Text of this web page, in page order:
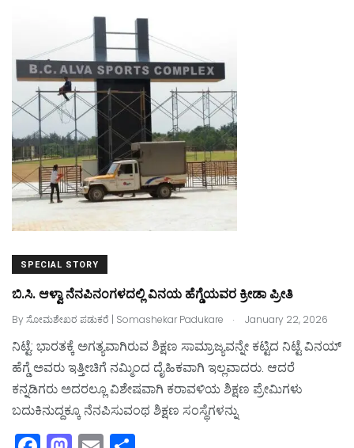
b
o
o
k
o
d
o
n
l e
SPECIAL STORY
ಬಿ.ಸಿ. ಆಳ್ವಾ ನೆನಪಿನಂಗಳದಲ್ಲಿ ವಿನಯ ಹೆಗ್ಡೆಯವರ ಕ್ರೀಡಾ ಪ್ರೀತಿ
Byಸೋಮಶೇಖರ ಪಡುಕರೆ | Somashekar Padukare . January 22, 2026
ನಿಟ್ಟೆ: ಭಾರತಕ್ಕೆ ಅಗತ್ಯವಾಗಿರುವ ಶಿಕ್ಷಣ ಸಾಮ್ರಾಜ್ಯವನ್ನೇ ಕಟ್ಟಿದ ನಿಟ್ಟೆ ವಿನಯ್‌
ಹೆಗ್ಡೆ ಅವರು ಇತ್ತೀಚಿಗೆ ನಮ್ಮಿಂದ ದೈಹಿಕವಾಗಿ ಇಲ್ಲವಾದರು. ಆದರೆ
ಕನ್ನಡಿಗರು ಅದರಲ್ಲೂ ವಿಶೇಷವಾಗಿ ಕರಾವಳಿಯ ಶಿಕ್ಷಣ ಪ್ರೇಮಿಗಳು
ಬದುಕಿನುದ್ದಕ್ಕೂ ನೆನಪಿಸುವಂಥ ಶಿಕ್ಷಣ ಸಂಸ್ಥೆಗಳನ್ನು